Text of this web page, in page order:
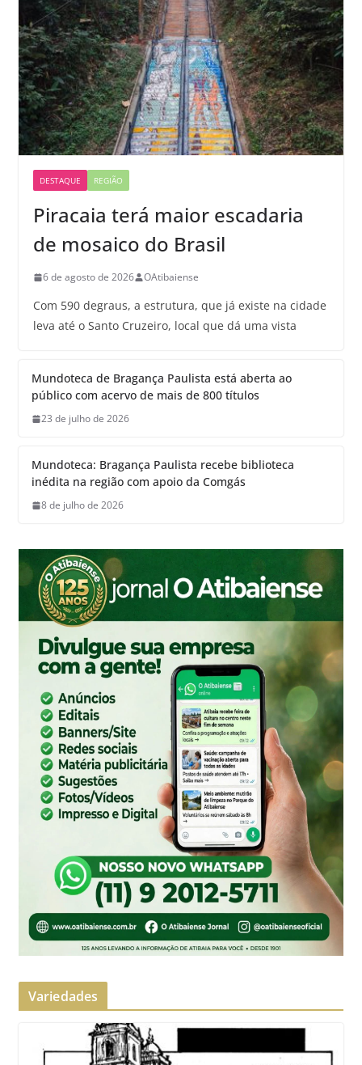
DESTAQUE REGIÃO
Piracaia terá maior escadaria
de mosaico do Brasil
6 de agosto de 2026 OAtibaiense
Com 590 degraus, a estrutura, que já existe na cidade
leva até o Santo Cruzeiro, local que dá uma vista
Mundoteca de Bragança Paulista está aberta ao
público com acervo de mais de 800 títulos
23 de julho de 2026
Mundoteca: Bragança Paulista recebe biblioteca
inédita na região com apoio da Comgás
8 de julho de 2026
Variedades